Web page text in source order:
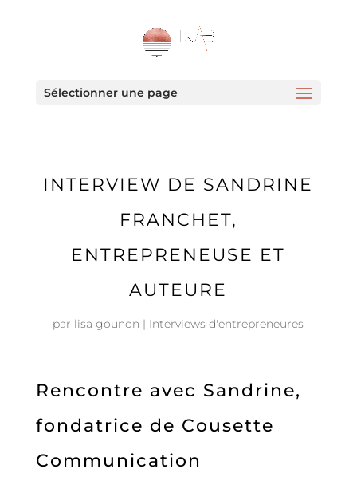
Sélectionner une page
INTERVIEW DE SANDRINE
FRANCHET,
ENTREPRENEUSE ET
AUTEURE
par lisa gounon | Interviews d'entrepreneures
Rencontre avec Sandrine,
fondatrice de Cousette
Communication